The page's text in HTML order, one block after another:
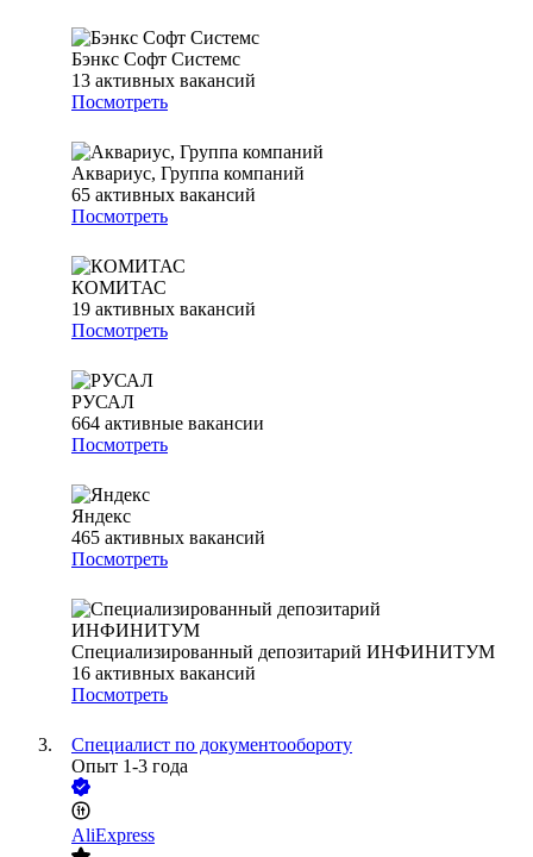
Бэнкс Софт Системс
13 активных вакансий
Посмотреть
Аквариус, Группа компаний
65 активных вакансий
Посмотреть
КОМИТАС
19 активных вакансий
Посмотреть
РУСАЛ
664 активные вакансии
Посмотреть
Яндекс
465 активных вакансий
Посмотреть
Специализированный депозитарий ИНФИНИТУМ
16 активных вакансий
Посмотреть
Специалист по документообороту
Опыт 1-3 года
AliExpress